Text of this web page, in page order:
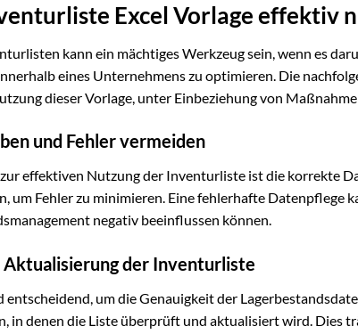
Excel Vorlage effektiv
kann ein mächtiges Werkzeug sein, wenn es
eines Unternehmens zu optimieren. Die
dieser Vorlage, unter Einbeziehung von
und Fehler vermeiden
effektiven Nutzung der Inventurliste ist die korrekte
um Fehler zu minimieren. Eine fehlerhafte Datenpflege
negativ beeinflussen können.
Aktualisierung der Inventurliste
entscheidend, um die Genauigkeit der
in denen die Liste überprüft und aktualisiert wird. Dies